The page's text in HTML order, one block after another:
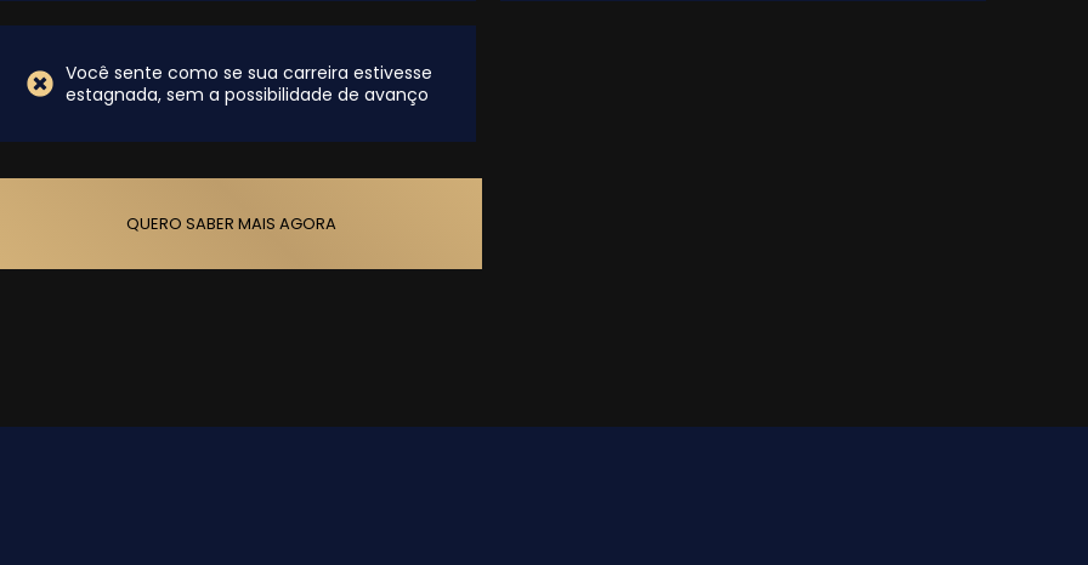
Você sente como se sua carreira estivesse
estagnada, sem a possibilidade de avanço
QUERO SABER MAIS AGORA